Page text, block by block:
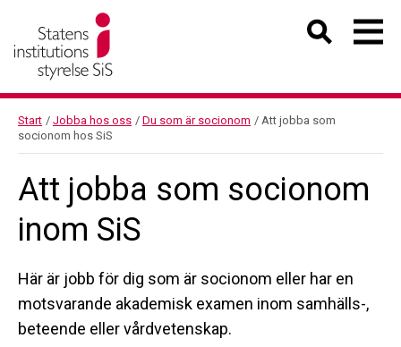
Start / Jobba hos oss / Du som är socionom / Att jobba som
socionom hos SiS
Att jobba som socionom
inom SiS
Här är jobb för dig som är socionom eller har en
motsvarande akademisk examen inom samhälls-,
beteende eller vårdvetenskap.